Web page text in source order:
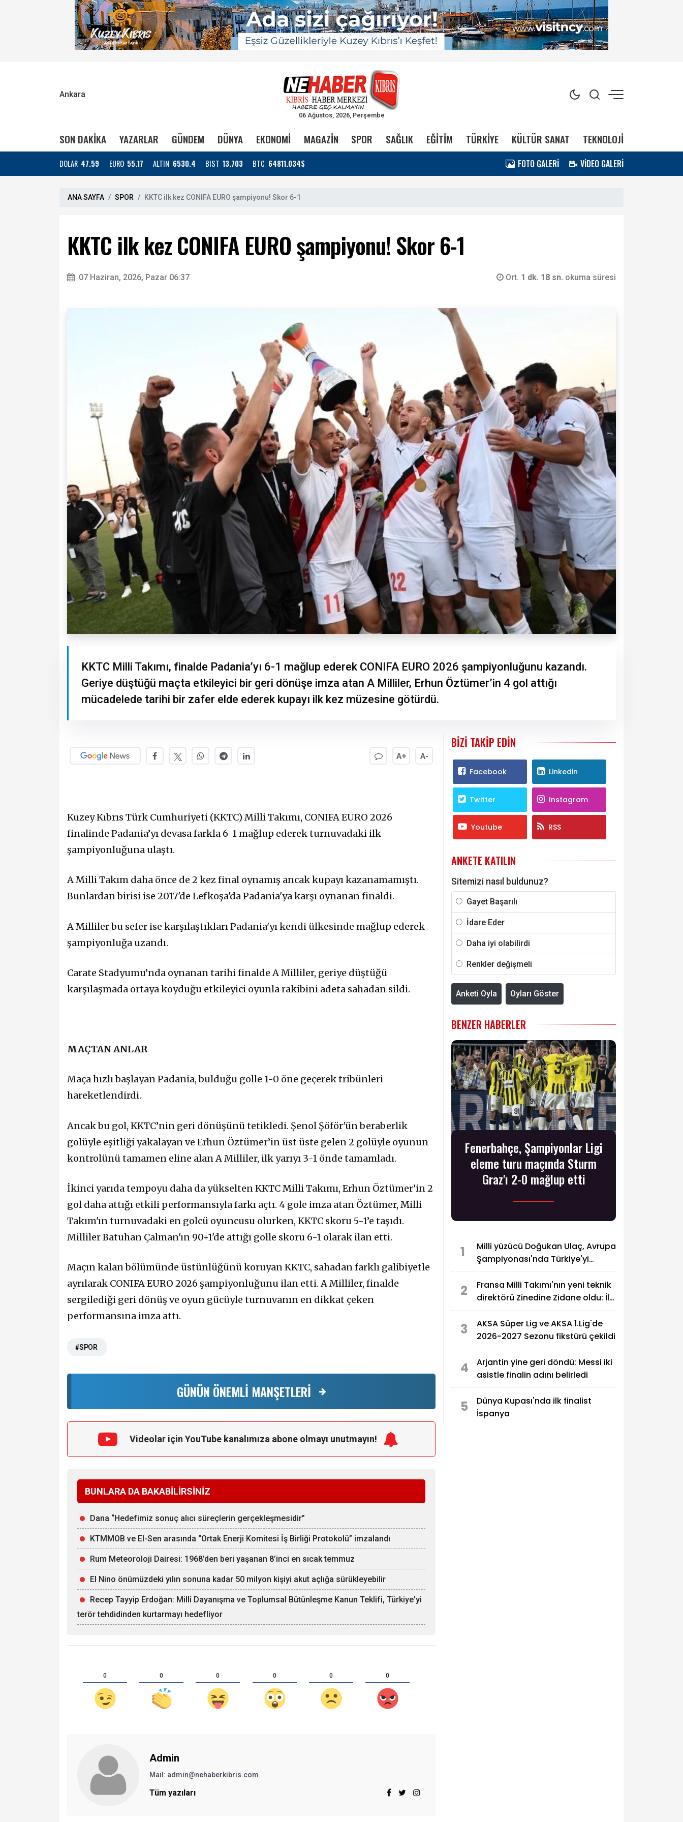
Ankara
06 Ağustos, 2026, Perşembe
SON DAKİKA YAZARLAR GÜNDEM DÜNYA EKONOMİ MAGAZİN SPOR SAĞLIK EĞİTİM TÜRKİYE KÜLTÜR SANAT TEKNOLOJİ
DOLAR 47.59 EURO 55.17 ALTIN 6530.4 BIST 13.703 BTC 64811.034$ FOTO GALERİ VİDEO GALERİ
ANA SAYFA SPOR KKTC ilk kez CONIFA EURO şampiyonu! Skor 6-1
KKTC ilk kez CONIFA EURO şampiyonu! Skor 6-1
07 Haziran, 2026, Pazar 06:37 Ort. 1 dk. 18 sn. okuma süresi
KKTC Milli Takımı, finalde Padania’yı 6-1 mağlup ederek CONIFA EURO 2026 şampiyonluğunu kazandı.
Geriye düştüğü maçta etkileyici bir geri dönüşe imza atan A Milliler, Erhun Öztümer’in 4 gol attığı
mücadelede tarihi bir zafer elde ederek kupayı ilk kez müzesine götürdü.
A+ A-
Kuzey Kıbrıs Türk Cumhuriyeti (KKTC) Milli Takımı, CONIFA EURO 2026
finalinde Padania’yı devasa farkla 6-1 mağlup ederek turnuvadaki ilk
şampiyonluğuna ulaştı.
A Milli Takım daha önce de 2 kez final oynamış ancak kupayı kazanamamıştı.
Bunlardan birisi ise 2017'de Lefkoşa'da Padania'ya karşı oynanan finaldi.
A Milliler bu sefer ise karşılaştıkları Padania'yı kendi ülkesinde mağlup ederek
şampiyonluğa uzandı.
Carate Stadyumu’nda oynanan tarihi finalde A Milliler, geriye düştüğü
karşılaşmada ortaya koyduğu etkileyici oyunla rakibini adeta sahadan sildi.
MAÇTAN ANLAR
Maça hızlı başlayan Padania, bulduğu golle 1-0 öne geçerek tribünleri
hareketlendirdi.
Ancak bu gol, KKTC’nin geri dönüşünü tetikledi. Şenol Şöför'ün beraberlik
golüyle eşitliği yakalayan ve Erhun Öztümer’in üst üste gelen 2 golüyle oyunun
kontrolünü tamamen eline alan A Milliler, ilk yarıyı 3-1 önde tamamladı.
İkinci yarıda tempoyu daha da yükselten KKTC Milli Takımı, Erhun Öztümer’in 2
gol daha attığı etkili performansıyla farkı açtı. 4 gole imza atan Öztümer, Milli
Takım'ın turnuvadaki en golcü oyuncusu olurken, KKTC skoru 5-1’e taşıdı.
Milliler Batuhan Çalman'ın 90+1'de attığı golle skoru 6-1 olarak ilan etti.
Maçın kalan bölümünde üstünlüğünü koruyan KKTC, sahadan farklı galibiyetle
ayrılarak CONIFA EURO 2026 şampiyonluğunu ilan etti. A Milliler, finalde
sergilediği geri dönüş ve oyun gücüyle turnuvanın en dikkat çeken
performansına imza attı.
#SPOR
GÜNÜN ÖNEMLİ MANŞETLERİ
Videolar için YouTube kanalımıza abone olmayı unutmayın!
BUNLARA DA BAKABİLİRSİNİZ
Dana “Hedefimiz sonuç alıcı süreçlerin gerçekleşmesidir”
KTMMOB ve El-Sen arasında “Ortak Enerji Komitesi İş Birliği Protokolü” imzalandı
Rum Meteoroloji Dairesi: 1968’den beri yaşanan 8’inci en sıcak temmuz
El Nino önümüzdeki yılın sonuna kadar 50 milyon kişiyi akut açlığa sürükleyebilir
Recep Tayyip Erdoğan: Millî Dayanışma ve Toplumsal Bütünleşme Kanun Teklifi, Türkiye'yi
terör tehdidinden kurtarmayı hedefliyor
0 0 0 0 0 0
Admin
Mail: admin@nehaberkibris.com
Tüm yazıları
BIZI TAKIP EDIN
Facebook Linkedin
Twitter Instagram
Youtube RSS
ANKETE KATILIN
Sitemizi nasıl buldunuz?
Gayet Başarılı
İdare Eder
Daha iyi olabilirdi
Renkler değişmeli
Anketi Oyla Oyları Göster
BENZER HABERLER
Fenerbahçe, Şampiyonlar Ligi
eleme turu maçında Sturm
Graz'ı 2-0 mağlup etti
1
Milli yüzücü Doğukan Ulaç, Avrupa
Şampiyonası'nda Türkiye'yi
2
Fransa Milli Takımı'nın yeni teknik
direktörü Zinedine Zidane oldu: İlk
3
AKSA Süper Lig ve AKSA 1.Lig'de
2026-2027 Sezonu fikstürü çekildi
4
Arjantin yine geri döndü: Messi iki
asistle finalin adını belirledi
5
Dünya Kupası'nda ilk finalist
İspanya